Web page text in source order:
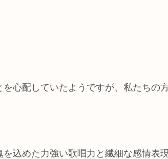
心配していたようですが、私たちの
込めた力強い歌唱力と繊細な感情表